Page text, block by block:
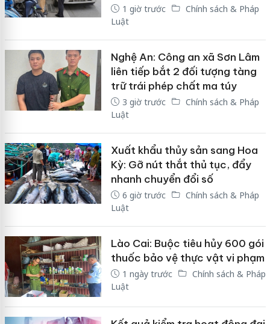
1 giờ trước
Chính sách & Pháp
Luật
Nghệ An: Công an xã Sơn Lâm
liên tiếp bắt 2 đối tượng tàng
trữ trái phép chất ma túy
3 giờ trước
Chính sách & Pháp
Luật
Xuất khẩu thủy sản sang Hoa
Kỳ: Gỡ nút thắt thủ tục, đẩy
nhanh chuyển đổi số
6 giờ trước
Chính sách & Pháp
Luật
Lào Cai: Buộc tiêu hủy 600 gói
thuốc bảo vệ thực vật vi phạm
1 ngày trước
Chính sách & Pháp
Luật